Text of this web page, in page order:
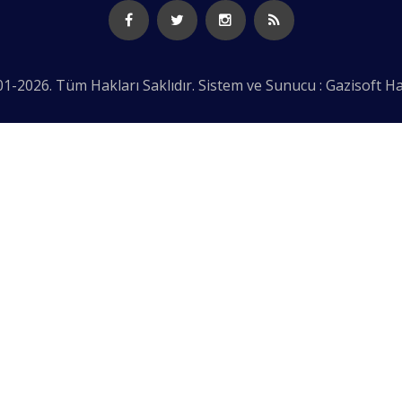
2026. Tüm Hakları Saklıdır. Sistem ve Sunucu : Gazisoft